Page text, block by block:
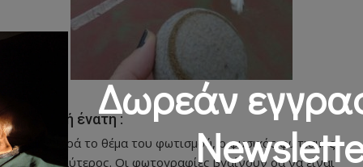
Συμβουλή ένατη :
Όσον αφορά το θέμα του φωτισμού, ο φυσικός φωτισμός
είναι ο καλύτερος. Οι φωτογραφίες βγαίνουν σα να είναι
Δωρεάν